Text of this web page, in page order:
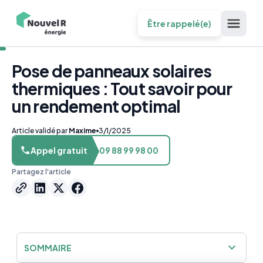
Être rappelé(e)
Pose de panneaux solaires
thermiques : Tout savoir pour
un rendement optimal
Article validé par Maxime 3/1/2025
Appel gratuit 09 88 99 98 00
Partagez l'article
SOMMAIRE